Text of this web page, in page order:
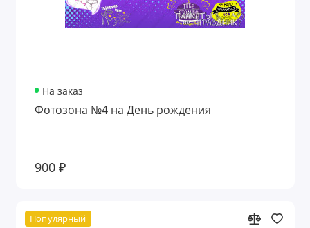
На заказ
Фотозона №4 на День рождения
900 ₽
Популярный